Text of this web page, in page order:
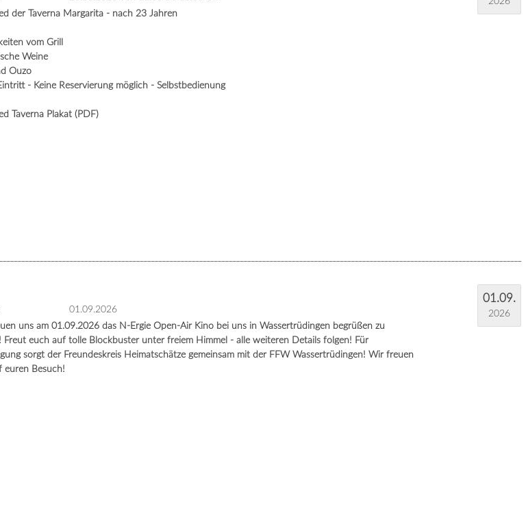
der Taverna Margarita - nach 23 Jahren
vom Grill
Weine
Ouzo
- Keine Reservierung möglich - Selbstbedienung
Taverna Plakat (PDF)
01.09.
2026
01.09.2026
uns am 01.09.2026 das N-Ergie Open-Air Kino bei uns in Wassertrüdingen begrüßen zu
Freut euch auf tolle Blockbuster unter freiem Himmel - alle weiteren Details folgen! Für
sorgt der Freundeskreis Heimatschätze gemeinsam mit der FFW Wassertrüdingen! Wir freuen
euren Besuch!